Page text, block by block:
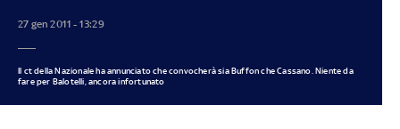
27 gen 2011 - 13:29
Il ct della Nazionale ha annunciato che convocherà sia Buffon che Cassano. Niente da
fare per Balotelli, ancora infortunato